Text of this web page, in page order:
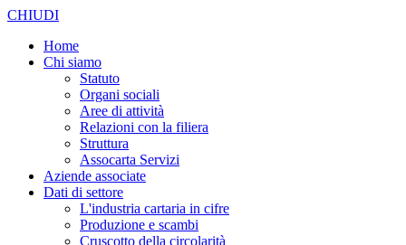
CHIUDI
Home
Chi siamo
Statuto
Organi sociali
Aree di attività
Relazioni con la filiera
Struttura
Assocarta Servizi
Aziende associate
Dati di settore
L'industria cartaria in cifre
Produzione e scambi
Cruscotto della circolarità